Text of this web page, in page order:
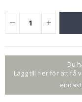
Du
Lägg till fler för att få